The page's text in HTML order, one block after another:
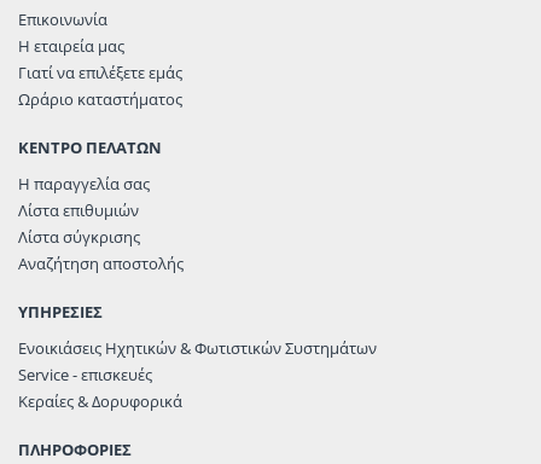
Επικοινωνία
Η εταιρεία μας
Γιατί να επιλέξετε εμάς
Ωράριο καταστήματος
ΚΕΝΤΡΟ ΠΕΛΑΤΩΝ
Η παραγγελία σας
Λίστα επιθυμιών
Λίστα σύγκρισης
Αναζήτηση αποστολής
ΥΠΗΡΕΣΙΕΣ
Ενοικιάσεις Ηχητικών & Φωτιστικών Συστημάτων
Service - επισκευές
Κεραίες & Δορυφορικά
ΠΛΗΡΟΦΟΡΙΕΣ